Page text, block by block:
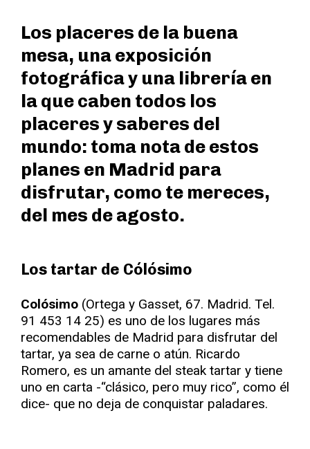
Los placeres de la buena
mesa, una exposición
fotográfica y una librería en
la que caben todos los
placeres y saberes del
mundo: toma nota de estos
planes en Madrid para
disfrutar, como te mereces,
del mes de agosto.
Los tartar de Cólósimo
Colósimo (Ortega y Gasset, 67. Madrid. Tel.
91 453 14 25) es uno de los lugares más
recomendables de Madrid para disfrutar del
tartar, ya sea de carne o atún. Ricardo
Romero, es un amante del steak tartar y tiene
uno en carta -“clásico, pero muy rico”, como él
dice- que no deja de conquistar paladares.